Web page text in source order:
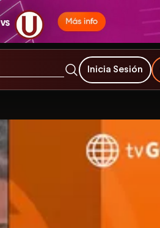
Inicia Sesión